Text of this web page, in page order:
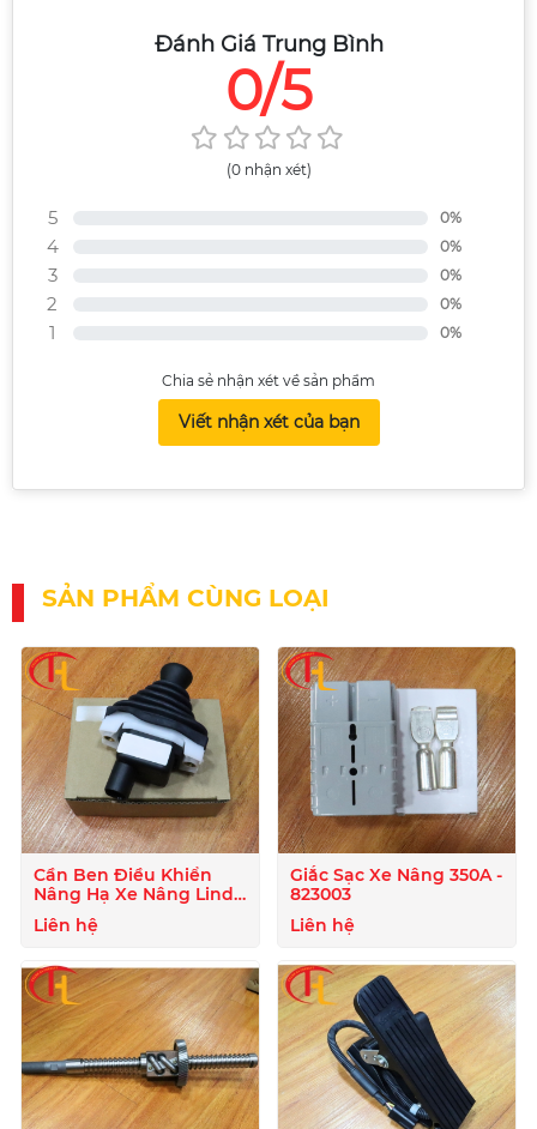
Đánh Giá Trung Bình
0/5
(0 nhận xét)
5 0%
4 0%
3 0%
2 0%
1 0%
Chia sẻ nhận xét về sản phẩm
Viết nhận xét của bạn
SẢN PHẨM CÙNG LOẠI
Cần Ben Điều Khiển
Nâng Hạ Xe Nâng Linde
- 807722
Liên hệ
Giắc Sạc Xe Nâng 350A -
823003
Liên hệ